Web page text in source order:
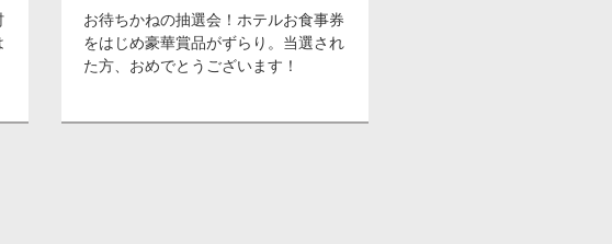
お待ちかねの抽選会！ホテルお食事券
をはじめ豪華賞品がずらり。当選され
た方、おめでとうございます！